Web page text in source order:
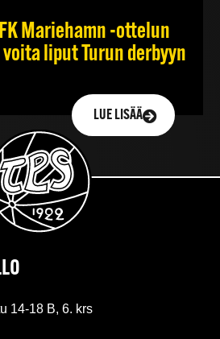
Mariehamn -ottelun
liput Turun derbyyn
LUE LISÄÄ
14-18 B, 6. krs